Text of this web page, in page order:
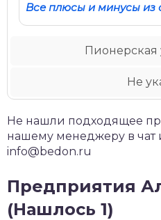
Все плюсы и минусы из
Пионерская
Не
Не нашли подходящее
нашему менеджеру в чат
info@bedon.ru
Предприятия
(Нашлось 1)